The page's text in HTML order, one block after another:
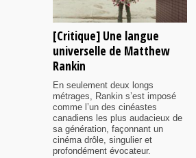
[Critique] Une langue
universelle de Matthew
Rankin
En seulement deux longs
métrages, Rankin s’est imposé
comme l’un des cinéastes
canadiens les plus audacieux de
sa génération, façonnant un
cinéma drôle, singulier et
profondément évocateur.